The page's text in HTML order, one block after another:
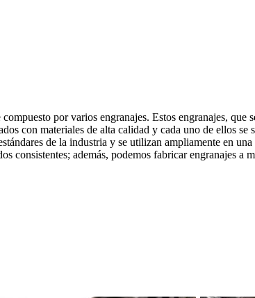
por varios engranajes. Estos engranajes,
con materiales de alta calidad y cada uno de ellos
de la industria y se utilizan ampliamente en
consistentes; además, podemos fabricar engranajes a